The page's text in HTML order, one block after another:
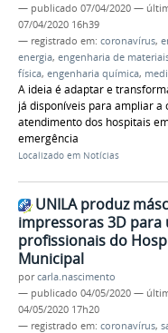
— publicado 07/04/2020 —
07/04/2020 16h39
— registrado em: coronavírus,
energia, engenharia de
física, engenharia química,
A ideia é adaptar e
já disponíveis para ampliar a
atendimento dos hospitais
emergência
Localizado em Notícias
UNILA produz
impressoras 3D para
profissionais do
Municipal
porcarla.nascimento
— publicado 04/05/2020 —
04/05/2020 17h20
— registrado em: coronavírus,